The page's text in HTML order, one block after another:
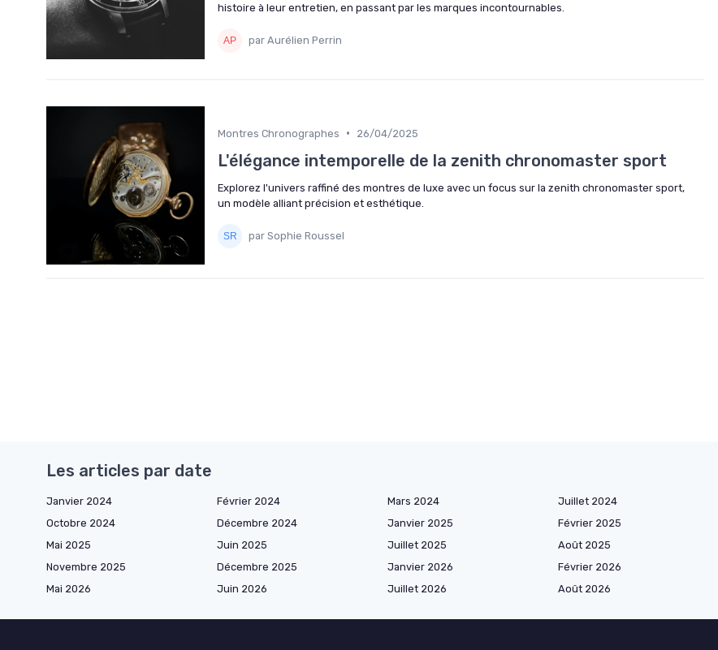
histoire à leur entretien, en passant par les marques incontournables.
par Aurélien Perrin
Montres Chronographes • 26/04/2025
L'élégance intemporelle de la zenith chronomaster sport
Explorez l'univers raffiné des montres de luxe avec un focus sur la zenith chronomaster sport,
un modèle alliant précision et esthétique.
par Sophie Roussel
Les articles par date
Janvier 2024 Février 2024 Mars 2024 Juillet 2024
Octobre 2024
Décembre 2024 Janvier 2025 Février 2025
Mai 2025
Juin 2025 Juillet 2025 Août 2025
Novembre 2025
Décembre 2025 Janvier 2026 Février 2026
Mai 2026
Juin 2026 Juillet 2026 Août 2026